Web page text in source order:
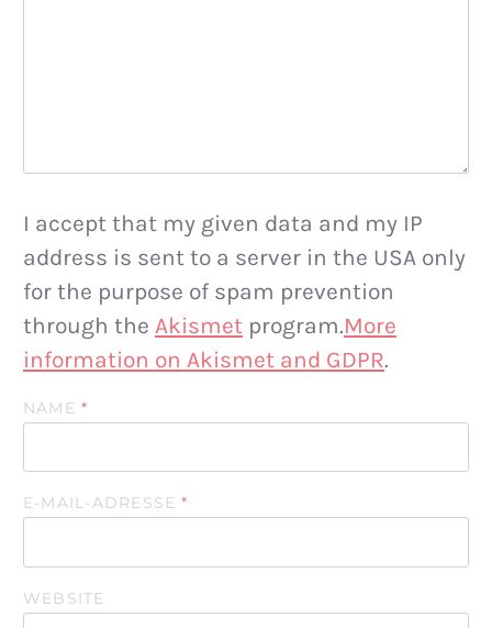
I accept that my given data and my IP
address is sent to a server in the USA only
for the purpose of spam prevention
through the Akismet program.More
information on Akismet and GDPR.
NAME*
E-MAIL-ADRESSE*
WEBSITE